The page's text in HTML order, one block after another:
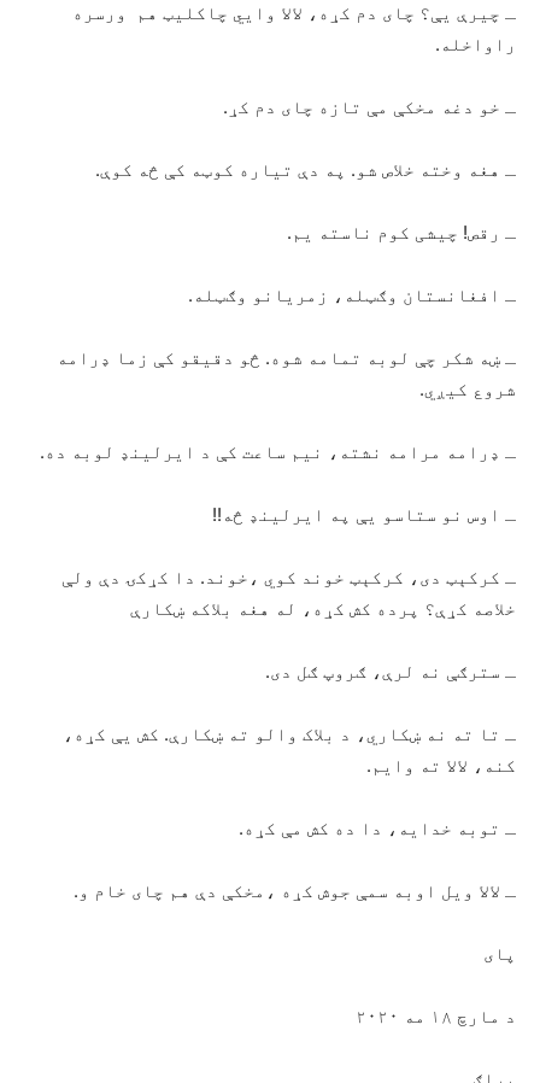
ـ چیرې یې؟ چای دم کړه، لالا وايي چاکلیټ‌ هم ورسره
راواخله.
ـ خو دغه مخکې مې تازه چای دم کړ.
ـ هغه وخته خلاص شو. په دې تیاره کوټه کې څه کوې.
ـ رقص! چیشی کوم ناسته یم.
ـ افغانستان وګټله، زمریانو وګټله.
ـ ښه شکر چې لوبه تمامه شوه. څو دقیقو کې زما ډرامه
شروع کیږي.
ـ ډرامه مرامه نشته، نیم ساعت کې د ایرلینډ لوبه ده.‌
ـ اوس نو ستاسو یې په ایرلینډ څه!!
ـ کرکېټ ‌دی، کرکېټ خوند کوي ،خوند. دا کړکۍ دې ولې
خلاصه کړې؟ پرده کش کړه، له هغه بلاکه ښکارې
ـ سترګې نه لرې، ګروپ ګل دی.
ـ تا ته نه ښکاري، د بلاک والو ته ښکارې. کش یې کړه،
کنه، لالا ته وایم.
ـ توبه خدایه، دا ده کش مې کړه.
ـ لالا ویل اوبه سمې جوش کړه ،مخکې دې هم چای خام و.
پای
د مارچ ۱۸ مه ۲۰۲۰